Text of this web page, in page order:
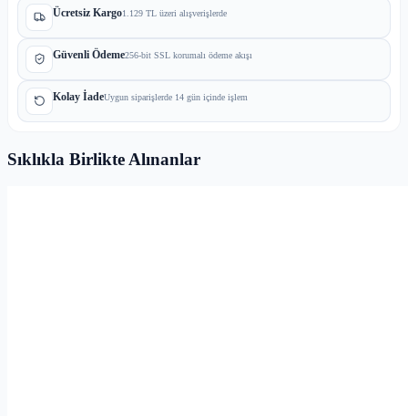
Ücretsiz Kargo1.129 TL üzeri alışverişlerde
Güvenli Ödeme256-bit SSL korumalı ödeme akışı
Kolay İadeUygun siparişlerde 14 gün içinde işlem
Sıklıkla Birlikte Alınanlar